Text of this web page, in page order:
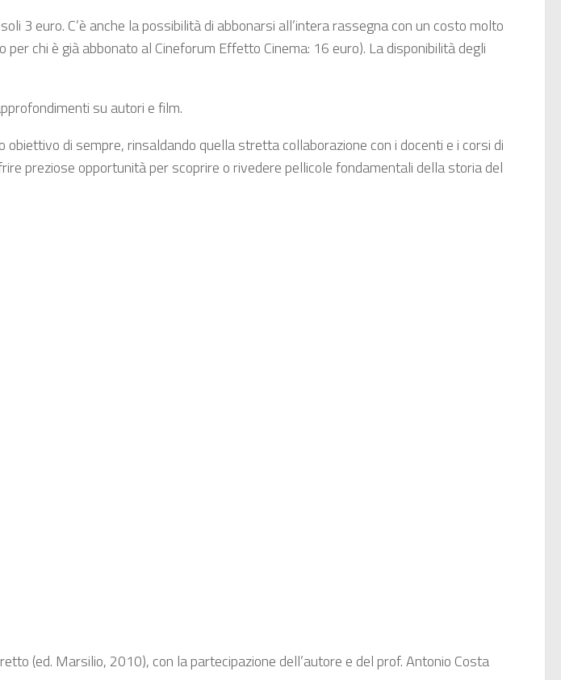
3 euro. C’è anche la possibilità di abbonarsi all’intera rassegna con un costo molto
chi è già abbonato al Cineforum Effetto Cinema: 16 euro). La disponibilità degli
su autori e film.
di sempre, rinsaldando quella stretta collaborazione con i docenti e i corsi di
preziose opportunità per scoprire o rivedere pellicole fondamentali della storia del
(ed. Marsilio, 2010), con la partecipazione dell’autore e del prof. Antonio Costa